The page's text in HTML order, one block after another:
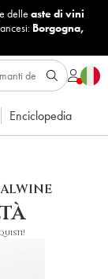
delle aste di vini
Borgogna,
Enciclopedia